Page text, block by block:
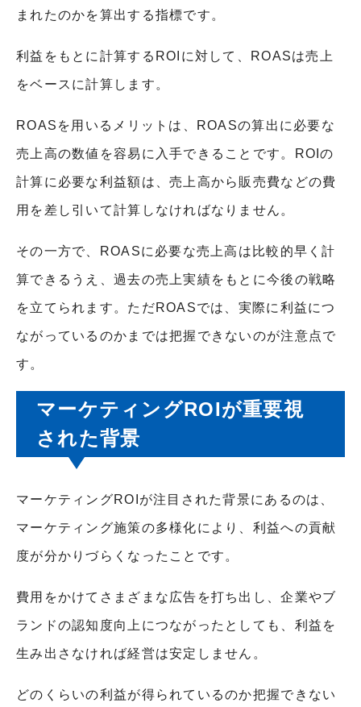
まれたのかを算出する指標です。
利益をもとに計算するROIに対して、ROASは売上
をベースに計算します。
ROASを用いるメリットは、ROASの算出に必要な
売上高の数値を容易に入手できることです。ROIの
計算に必要な利益額は、売上高から販売費などの費
用を差し引いて計算しなければなりません。
その一方で、ROASに必要な売上高は比較的早く計
算できるうえ、過去の売上実績をもとに今後の戦略
を立てられます。ただROASでは、実際に利益につ
ながっているのかまでは把握できないのが注意点で
す。
マーケティングROIが重要視
された背景
マーケティングROIが注目された背景にあるのは、
マーケティング施策の多様化により、利益への貢献
度が分かりづらくなったことです。
費用をかけてさまざまな広告を打ち出し、企業やブ
ランドの認知度向上につながったとしても、利益を
生み出さなければ経営は安定しません。
どのくらいの利益が得られているのか把握できない